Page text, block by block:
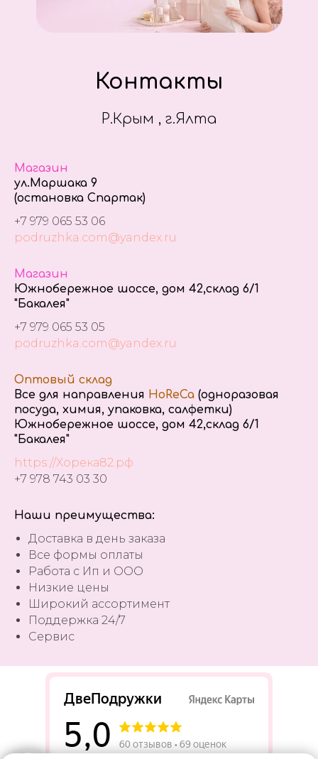
Контакты
Р.Крым , г.Ялта
Магазин
ул.Маршака 9
(остановка Спартак)
+7 979 065 53 06
podruzhka.com@yandex.ru
Магазин
Южнобережное шоссе, дом 42,склад 6/1
"Бакалея"
+7 979 065 53 05
podruzhka.com@yandex.ru
Оптовый склад
Все для направления HoReCa (одноразовая
посуда, химия, упаковка, салфетки)
Южнобережное шоссе, дом 42,склад 6/1
"Бакалея"
https://Хорека82.рф
+7 978 743 03 30
Наши преимущества:
Доставка в день заказа
Все формы оплаты
Работа с Ип и ООО
Низкие цены
Широкий ассортимент
Поддержка 24/7
Сервис